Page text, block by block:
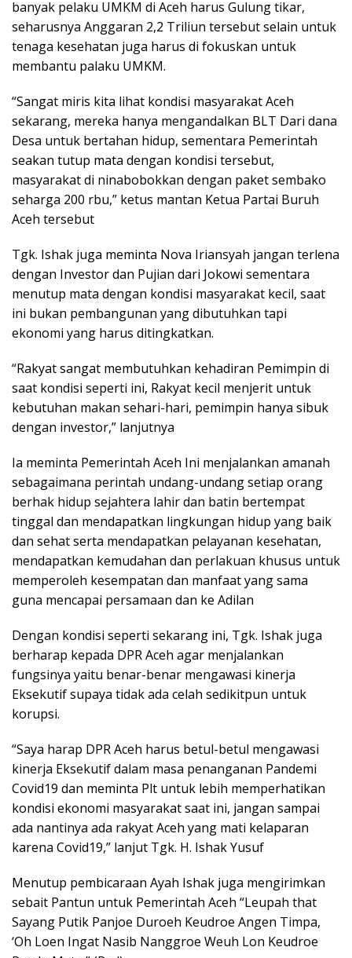
banyak pelaku UMKM di Aceh harus Gulung tikar,
seharusnya Anggaran 2,2 Triliun tersebut selain untuk
tenaga kesehatan juga harus di fokuskan untuk
membantu palaku UMKM.
“Sangat miris kita lihat kondisi masyarakat Aceh
sekarang, mereka hanya mengandalkan BLT Dari dana
Desa untuk bertahan hidup, sementara Pemerintah
seakan tutup mata dengan kondisi tersebut,
masyarakat di ninabobokkan dengan paket sembako
seharga 200 rbu,” ketus mantan Ketua Partai Buruh
Aceh tersebut
Tgk. Ishak juga meminta Nova Iriansyah jangan terlena
dengan Investor dan Pujian dari Jokowi sementara
menutup mata dengan kondisi masyarakat kecil, saat
ini bukan pembangunan yang dibutuhkan tapi
ekonomi yang harus ditingkatkan.
“Rakyat sangat membutuhkan kehadiran Pemimpin di
saat kondisi seperti ini, Rakyat kecil menjerit untuk
kebutuhan makan sehari-hari, pemimpin hanya sibuk
dengan investor,” lanjutnya
Ia meminta Pemerintah Aceh Ini menjalankan amanah
sebagaimana perintah undang-undang setiap orang
berhak hidup sejahtera lahir dan batin bertempat
tinggal dan mendapatkan lingkungan hidup yang baik
dan sehat serta mendapatkan pelayanan kesehatan,
mendapatkan kemudahan dan perlakuan khusus untuk
memperoleh kesempatan dan manfaat yang sama
guna mencapai persamaan dan ke Adilan
Dengan kondisi seperti sekarang ini, Tgk. Ishak juga
berharap kepada DPR Aceh agar menjalankan
fungsinya yaitu benar-benar mengawasi kinerja
Eksekutif supaya tidak ada celah sedikitpun untuk
korupsi.
“Saya harap DPR Aceh harus betul-betul mengawasi
kinerja Eksekutif dalam masa penanganan Pandemi
Covid19 dan meminta Plt untuk lebih memperhatikan
kondisi ekonomi masyarakat saat ini, jangan sampai
ada nantinya ada rakyat Aceh yang mati kelaparan
karena Covid19,” lanjut Tgk. H. Ishak Yusuf
Menutup pembicaraan Ayah Ishak juga mengirimkan
sebait Pantun untuk Pemerintah Aceh “Leupah that
Sayang Putik Panjoe Duroeh Keudroe Angen Timpa,
‘Oh Loen Ingat Nasib Nanggroe Weuh Lon Keudroe